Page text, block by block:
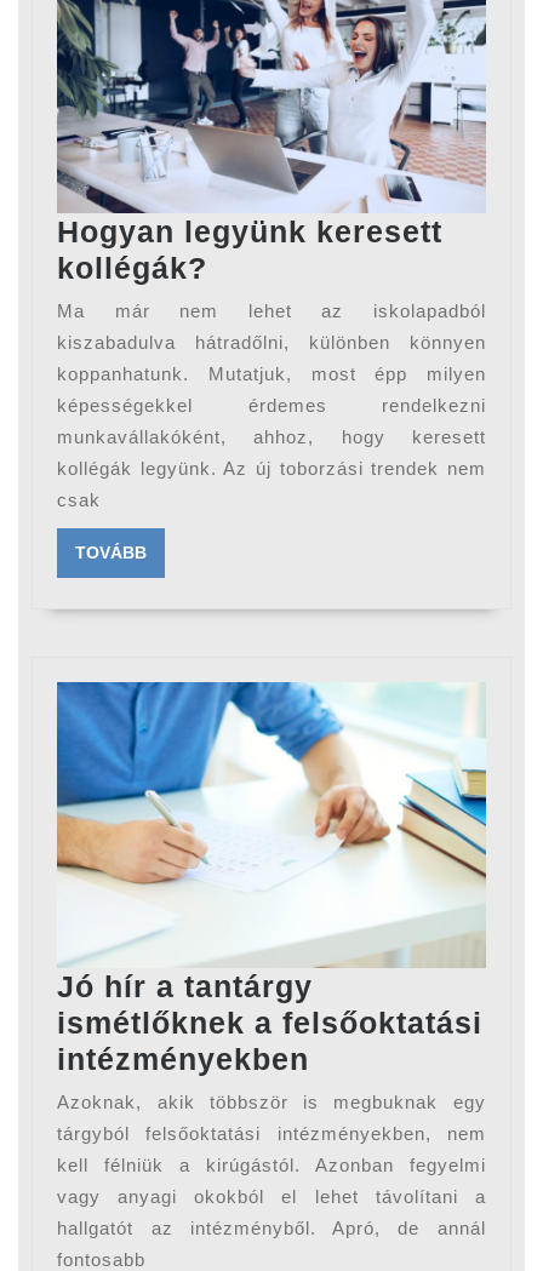
Hogyan legyünk keresett
kollégák?
legyünk
keresett
kollégák?
Ma már nem lehet az iskolapadból
kiszabadulva hátradőlni, különben könnyen
koppanhatunk. Mutatjuk, most épp milyen
képességekkel érdemes rendelkezni
munkavállakóként, ahhoz, hogy keresett
kollégák legyünk. Az új toborzási trendek nem
csak
TOVÁBBTOVÁBB
Jó hír a tantárgy
ismétlőknek a felsőoktatási
intézményekben
hír
a
tantárgy
ismétlőknek
a
Azoknak, akik többször is megbuknak egy
tárgyból felsőoktatási intézményekben, nem
kell félniük a kirúgástól. Azonban fegyelmi
vagy anyagi okokból el lehet távolítani a
hallgatót az intézményből. Apró, de annál
fontosabb